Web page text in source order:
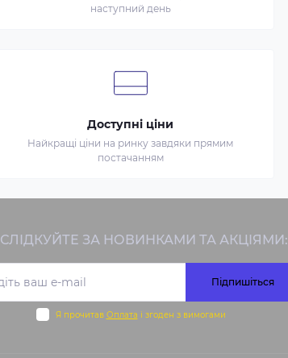
наступний день
Доступні ціни
Найкращі ціни на ринку завдяки прямим
постачанням
СЛІДКУЙТЕ ЗА НОВИНКАМИ ТА АКЦІЯМИ:
Підпишіться
Я прочитав Оплата і згоден з вимогами